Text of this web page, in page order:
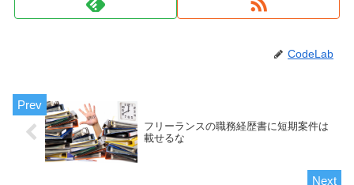
CodeLab
フリーランスの職務経歴書に短期案件は
載せるな